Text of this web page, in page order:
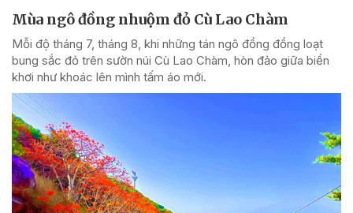
Mùa ngô đồng nhuộm đỏ Cù Lao Chàm
Mỗi độ tháng 7, tháng 8, khi những tán ngô đồng đồng loạt
bung sắc đỏ trên sườn núi Cù Lao Chàm, hòn đảo giữa biển
khơi như khoác lên mình tấm áo mới.